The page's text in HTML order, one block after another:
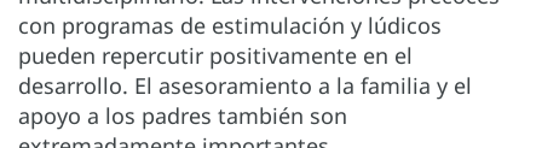
con programas de estimulación y lúdicos
pueden repercutir positivamente en el
desarrollo. El asesoramiento a la familia y el
apoyo a los padres también son